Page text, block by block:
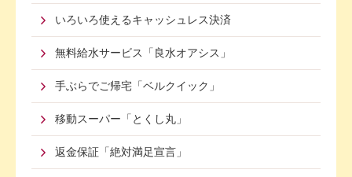
いろいろ使えるキャッシュレス決済
無料給水サービス「良水オアシス」
手ぶらでご帰宅「ベルクイック」
移動スーパー「とくし丸」
返金保証「絶対満足宣言」